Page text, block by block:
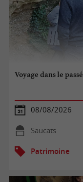
Voyage dans le passé
08/08/2026
Saucats
Patrimoine